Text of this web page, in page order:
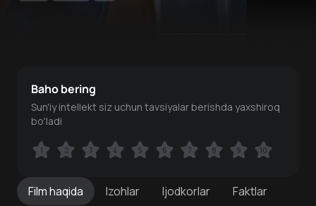
Filmhaqida Izohlar Ijodkorlar Faktlar
Baho bering
Sun'iy intellekt siz uchun tavsiyalar berishda yaxshiroq
bo'ladi
1 2 3 4 5 6 7 8 9 10
1 2 3 4 5 6 7 8 9 10